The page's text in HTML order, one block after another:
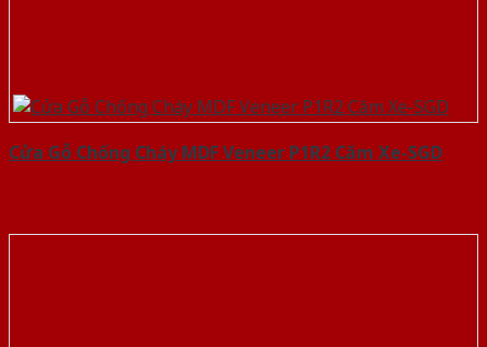
Cửa Gỗ Chống Cháy MDF Veneer P1R2 Căm Xe-SGD